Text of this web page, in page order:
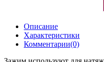
Описание
Характеристики
Комментарии(0)